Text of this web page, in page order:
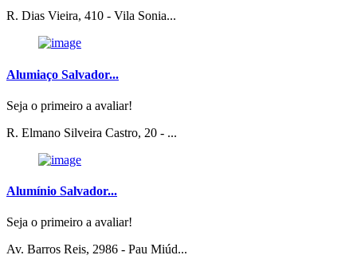
R. Dias Vieira, 410 - Vila Sonia...
Alumiaço Salvador...
Seja o primeiro a avaliar!
R. Elmano Silveira Castro, 20 - ...
Alumínio Salvador...
Seja o primeiro a avaliar!
Av. Barros Reis, 2986 - Pau Miúd...